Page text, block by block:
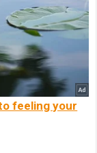
feeling your